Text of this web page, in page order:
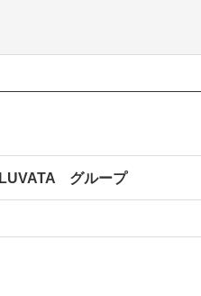
LUVATA グループ